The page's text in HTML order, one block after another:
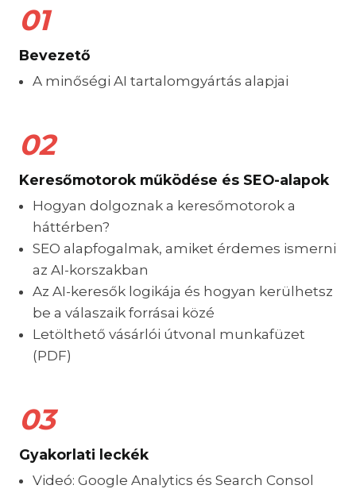
01
Bevezető
A minőségi AI tartalomgyártás alapjai
02
Keresőmotorok működése és SEO-alapok
Hogyan dolgoznak a keresőmotorok a
háttérben?
SEO alapfogalmak, amiket érdemes ismerni
az AI-korszakban
Az AI-keresők logikája és hogyan kerülhetsz
be a válaszaik forrásai közé
Letölthető vásárlói útvonal munkafüzet
(PDF)
03
Gyakorlati leckék
Videó: Google Analytics és Search Consol